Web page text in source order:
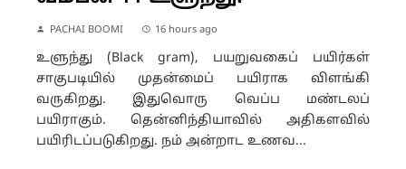
PACHAI BOOMI 16 hours ago
உளுந்து (Black gram), பயறுவகைப் பயிர்கள்
சாகுபடியில் முதன்மைப் பயிராக விளங்கி
வருகிறது. இதுவொரு வெப்ப மண்டலப்
பயிராகும். தென்னிந்தியாவில் அதிகளவில்
பயிரிடப்படுகிறது. நம் அன்றாட உணவ...